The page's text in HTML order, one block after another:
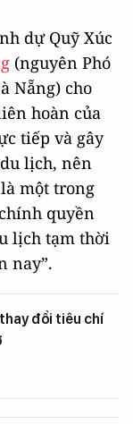
dự Quỹ Xúc
(nguyên Phó
Nẵng) cho
hoàn của
tiếp và gây
lịch, nên
một trong
quyền
lịch tạm thời
nay”.
đổi tiêu chí